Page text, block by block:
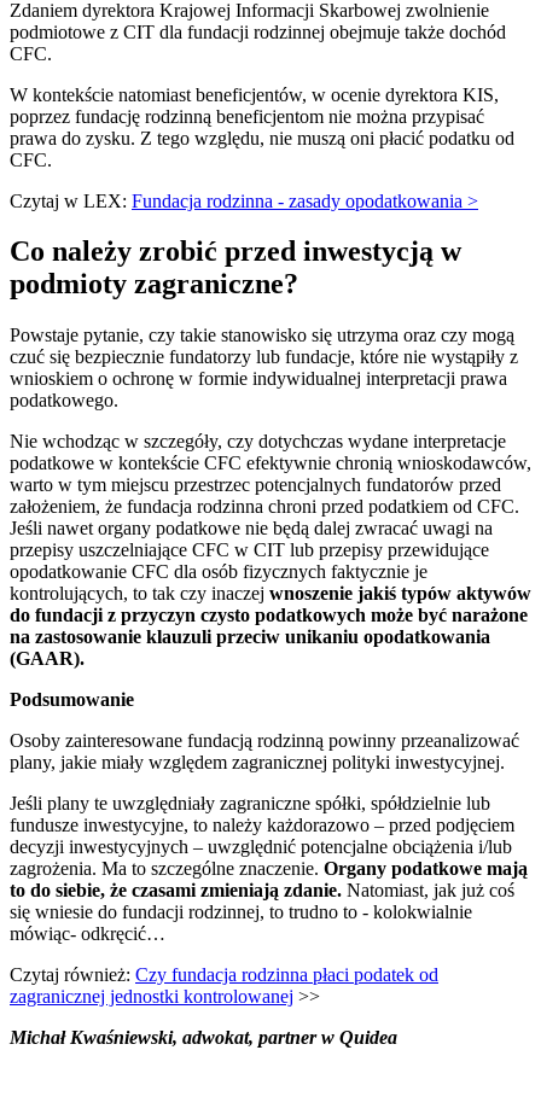
Zdaniem dyrektora Krajowej Informacji Skarbowej zwolnienie
podmiotowe z CIT dla fundacji rodzinnej obejmuje także dochód
CFC.
W kontekście natomiast beneficjentów, w ocenie dyrektora KIS,
poprzez fundację rodzinną beneficjentom nie można przypisać
prawa do zysku. Z tego względu, nie muszą oni płacić podatku od
CFC.
Czytaj w LEX: Fundacja rodzinna - zasady opodatkowania >
Co należy zrobić przed inwestycją w
podmioty zagraniczne?
Powstaje pytanie, czy takie stanowisko się utrzyma oraz czy mogą
czuć się bezpiecznie fundatorzy lub fundacje, które nie wystąpiły z
wnioskiem o ochronę w formie indywidualnej interpretacji prawa
podatkowego.
Nie wchodząc w szczegóły, czy dotychczas wydane interpretacje
podatkowe w kontekście CFC efektywnie chronią wnioskodawców,
warto w tym miejscu przestrzec potencjalnych fundatorów przed
założeniem, że fundacja rodzinna chroni przed podatkiem od CFC.
Jeśli nawet organy podatkowe nie będą dalej zwracać uwagi na
przepisy uszczelniające CFC w CIT lub przepisy przewidujące
opodatkowanie CFC dla osób fizycznych faktycznie je
kontrolujących, to tak czy inaczej wnoszenie jakiś typów aktywów
do fundacji z przyczyn czysto podatkowych może być narażone
na zastosowanie klauzuli przeciw unikaniu opodatkowania
(GAAR).
Podsumowanie
Osoby zainteresowane fundacją rodzinną powinny przeanalizować
plany, jakie miały względem zagranicznej polityki inwestycyjnej.
Jeśli plany te uwzględniały zagraniczne spółki, spółdzielnie lub
fundusze inwestycyjne, to należy każdorazowo – przed podjęciem
decyzji inwestycyjnych – uwzględnić potencjalne obciążenia i/lub
zagrożenia. Ma to szczególne znaczenie. Organy podatkowe mają
to do siebie, że czasami zmieniają zdanie. Natomiast, jak już coś
się wniesie do fundacji rodzinnej, to trudno to - kolokwialnie
mówiąc- odkręcić…
Czytaj również: Czy fundacja rodzinna płaci podatek od
zagranicznej jednostki kontrolowanej >>
Michał Kwaśniewski, adwokat, partner w Quidea